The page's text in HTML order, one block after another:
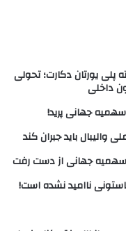
پلی یورتان دکارت؛ تحولی
داخلی
جهانی پرید!
والیبال باید جبران کند
سهمیه جهانی از دست رفت
ناامید نشده است!